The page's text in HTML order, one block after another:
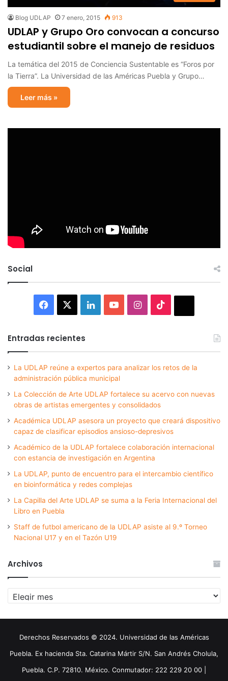
Blog UDLAP 7 enero, 2015 913
UDLAP y Grupo Oro convocan a concurso
estudiantil sobre el manejo de residuos
La temática del 2015 de Conciencia Sustentable es “Foros por
la Tierra”. La Universidad de las Américas Puebla y Grupo…
Leer más »
Social
Facebook LinkedInYouTubeInstagram
Entradas recientes
La UDLAP reúne a expertos para analizar los retos de la
administración pública municipal
La Colección de Arte UDLAP fortalece su acervo con nuevas
obras de artistas emergentes y consolidados
Académica UDLAP asesora un proyecto que creará dispositivo
capaz de clasificar episodios ansioso-depresivos
Académico de la UDLAP fortalece colaboración internacional
con estancia de investigación en Argentina
La UDLAP, punto de encuentro para el intercambio científico
en bioinformática y redes complejas
La Capilla del Arte UDLAP se suma a la Feria Internacional del
Libro en Puebla
Staff de futbol americano de la UDLAP asiste al 9.º Torneo
Nacional U17 y en el Tazón U19
Archivos
Archivos
Derechos Reservados © 2024. Universidad de las Américas
Puebla. Ex hacienda Sta. Catarina Mártir S/N. San Andrés Cholula,
Puebla. C.P. 72810. México. Conmutador: 222 229 20 00 |